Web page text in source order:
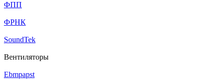
ФПП
ФРНК
SoundTek
Вентиляторы
Ebmpapst